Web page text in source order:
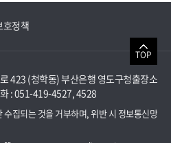
호정책
423 (청학동) 부산은행 영도구청출장소
: 051-419-4527, 4528
집되는 것을 거부하며, 위반 시 정보통신망
TOP